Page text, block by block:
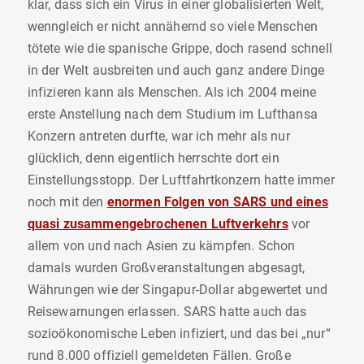
klar, dass sich ein Virus in einer globalisierten Welt,
wenngleich er nicht annähernd so viele Menschen
tötete wie die spanische Grippe, doch rasend schnell
in der Welt ausbreiten und auch ganz andere Dinge
infizieren kann als Menschen. Als ich 2004 meine
erste Anstellung nach dem Studium im Lufthansa
Konzern antreten durfte, war ich mehr als nur
glücklich, denn eigentlich herrschte dort ein
Einstellungsstopp. Der Luftfahrtkonzern hatte immer
noch mit den enormen Folgen von SARS und eines
quasi zusammengebrochenen Luftverkehrsvor
allem von und nach Asien zu kämpfen. Schon
damals wurden Großveranstaltungen abgesagt,
Währungen wie der Singapur-Dollar abgewertet und
Reisewarnungen erlassen. SARS hatte auch das
sozioökonomische Leben infiziert, und das bei „nur“
rund 8.000 offiziell gemeldeten Fällen. Große